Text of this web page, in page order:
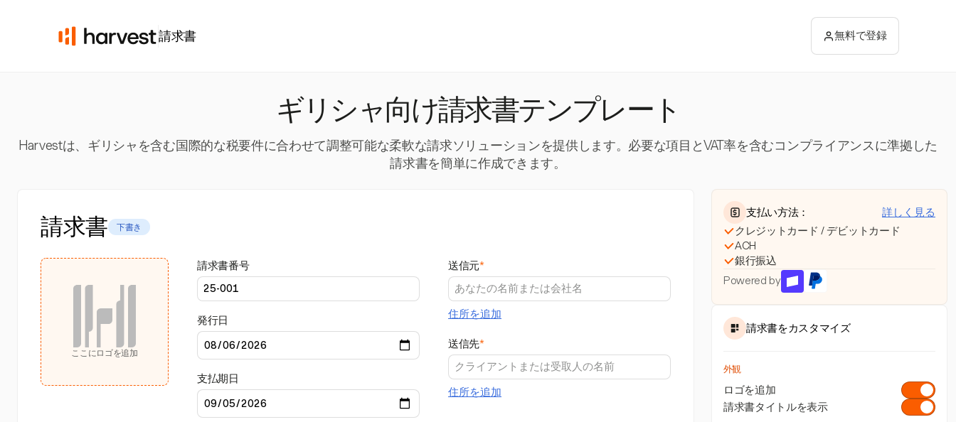
請求書 無料で登録
ギリシャ向け請求書テンプレート
Harvestは、ギリシャを含む国際的な税要件に合わせて調整可能な柔軟な請求ソリューションを提供します。必要な項目とVAT率を含むコンプライアンスに準拠した
請求書を簡単に作成できます。
請求書 下書き
ここにロゴを追加
請求書番号
発行日
支払期日
送信元*
住所を追加
送信先*
住所を追加
支払い方法：
詳しく見る
クレジットカード / デビットカード
ACH
銀行振込
Powered by
請求書をカスタマイズ
外観
ロゴを追加
請求書タイトルを表示